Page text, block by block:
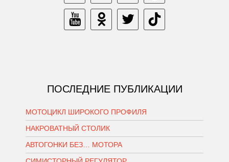
ПОСЛЕДНИЕ ПУБЛИКАЦИИ
МОТОЦИКЛ ШИРОКОГО ПРОФИЛЯ
НАКРОВАТНЫЙ СТОЛИК
АВТОГОНКИ БЕЗ… МОТОРА